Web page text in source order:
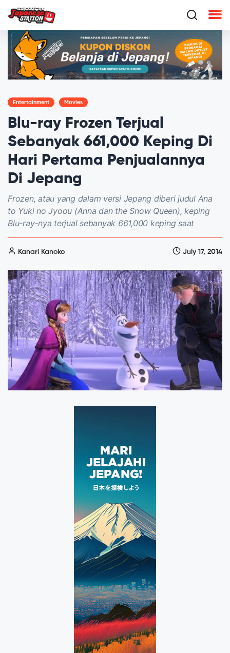
Entertainment Movies
Blu-ray Frozen Terjual
Sebanyak 661,000 Keping Di
Hari Pertama Penjualannya
Di Jepang
Frozen, atau yang dalam versi Jepang diberi judul Ana
to Yuki no Jyoou (Anna dan the Snow Queen), keping
Blu-ray-nya terjual sebanyak 661,000 keping saat
Kanari Kanoko July 17, 2014